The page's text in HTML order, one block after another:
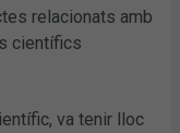
relacionats amb
científics
va tenir lloc